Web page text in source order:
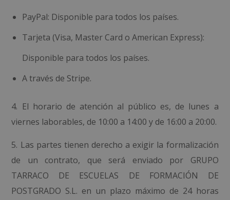
PayPal: Disponible para todos los países.
Tarjeta (Visa, Master Card o American Express):
Disponible para todos los países.
A través de Stripe.
4. El horario de atención al público es, de lunes a
viernes laborables, de 10:00 a 14:00 y de 16:00 a 20:00.
5. Las partes tienen derecho a exigir la formalización
de un contrato, que será enviado por
GRUPO
TARRACO DE ESCUELAS DE FORMACIÓN DE
POSTGRADO S.L. en un plazo máximo de 24 horas